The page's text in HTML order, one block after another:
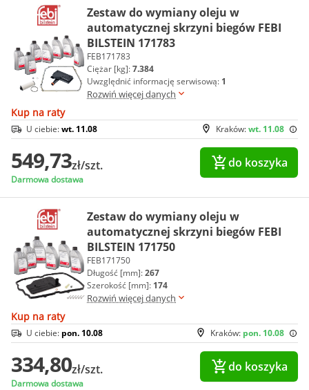
Zestaw do wymiany oleju w
automatycznej skrzyni biegów FEBI
BILSTEIN 171783
FEB171783
Ciężar [kg]:7.384
Uwzględnić informację serwisową: 1
Rozwiń więcej danych
Kup na raty
Kraków:wt. 11.08
U ciebie:wt. 11.08
549,73zł/szt.
Darmowa dostawa
do koszyka
Zestaw do wymiany oleju w
automatycznej skrzyni biegów FEBI
BILSTEIN 171750
FEB171750
Długość [mm]:267
Szerokość [mm]: 174
Rozwiń więcej danych
Kup na raty
Kraków: pon. 10.08
U ciebie: pon. 10.08
334,80zł/szt.
Darmowa dostawa
do koszyka